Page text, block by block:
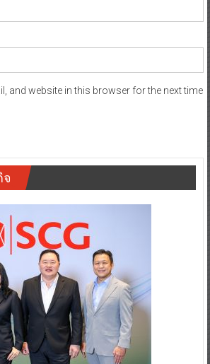
and website in this browser for the next time
จ